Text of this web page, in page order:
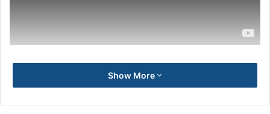
Show More